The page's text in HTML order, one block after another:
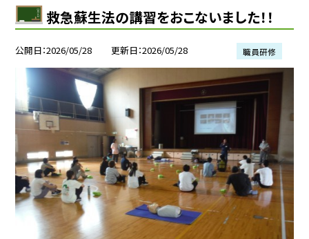
救急蘇生法の講習をおこないました！！
公開日 2026/05/28 更新日 2026/05/28 職員研修